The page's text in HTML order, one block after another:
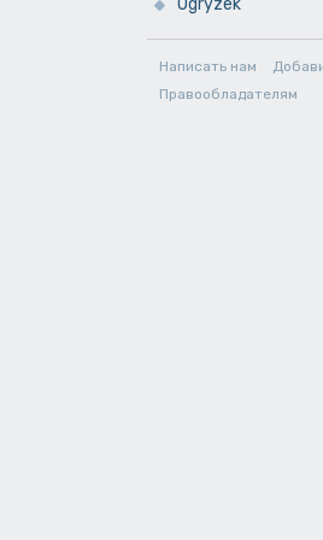
Ogryzek
Написать нам
Правообладателям